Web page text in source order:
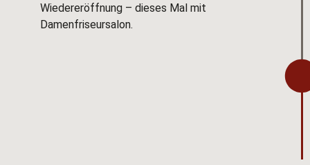
Wiedereröffnung – dieses Mal mit
Damenfriseursalon.